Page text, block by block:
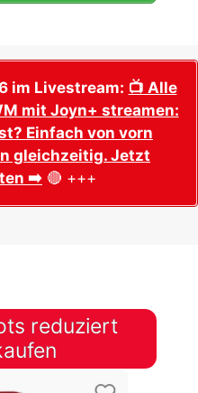
im Livestream: 📺 Alle
mit Joyn+ streamen:
Einfach von vorn
gleichzeitig. Jetzt
➡️ 🔴 +++
reduziert